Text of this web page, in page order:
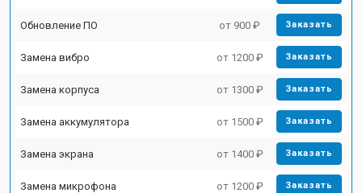
Обновление ПО от 900 ₽ Заказать
Замена вибро от 1200 ₽ Заказать
Замена корпуса от 1300 ₽ Заказать
Замена аккумулятора от 1500 ₽ Заказать
Замена экрана от 1400 ₽ Заказать
Замена микрофона от 1200 ₽ Заказать